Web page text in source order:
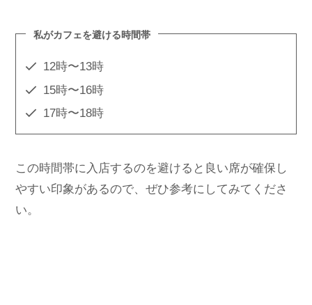
私がカフェを避ける時間帯
12時〜13時
15時〜16時
17時〜18時
この時間帯に入店するのを避けると良い席が確保し
やすい印象があるので、ぜひ参考にしてみてくださ
い。